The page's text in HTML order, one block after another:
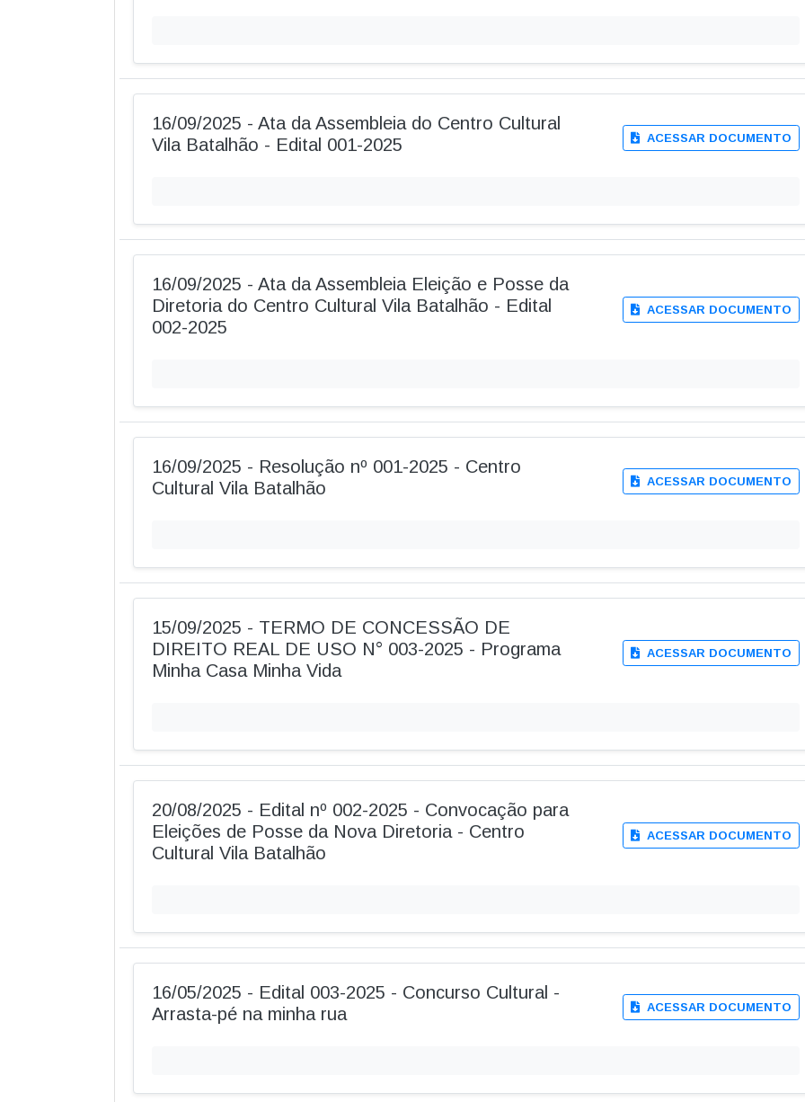
16/09/2025 - Ata da Assembleia do Centro Cultural
Vila Batalhão - Edital 001-2025
ACESSAR DOCUMENTO
16/09/2025 - Ata da Assembleia Eleição e Posse da
Diretoria do Centro Cultural Vila Batalhão - Edital
002-2025
ACESSAR DOCUMENTO
16/09/2025 - Resolução nº 001-2025 - Centro
Cultural Vila Batalhão
ACESSAR DOCUMENTO
15/09/2025 - TERMO DE CONCESSÃO DE
DIREITO REAL DE USO N° 003-2025 - Programa
Minha Casa Minha Vida
ACESSAR DOCUMENTO
20/08/2025 - Edital nº 002-2025 - Convocação para
Eleições de Posse da Nova Diretoria - Centro
Cultural Vila Batalhão
ACESSAR DOCUMENTO
16/05/2025 - Edital 003-2025 - Concurso Cultural -
Arrasta-pé na minha rua
ACESSAR DOCUMENTO